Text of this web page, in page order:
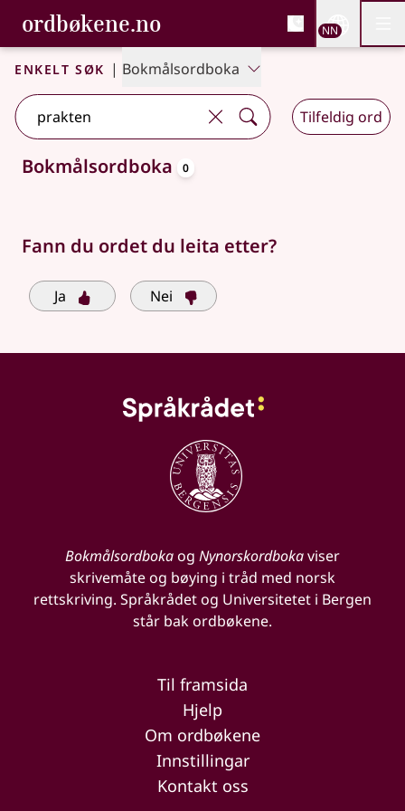
Gå til hovudinnhald
Tilgjenge
ordbøkene.no, Bokmålsordboka og
Bokmålsordboka og Nynorskordboka
NN
Enkelt søk | Bokmålsordboka
Tilfeldig ord
Søkjeforslag tilgjengelege
Bokmålsordboka 0
Fann du ordet du leita etter?
Ja Nei
Bokmålsordbokaog Nynorskordbokaviser
skrivemåte og bøying i tråd med norsk
rettskriving. Språkrådet og Universitetet i Bergen
står bak ordbøkene.
Til framsida
Hjelp
Om ordbøkene
Innstillingar
Kontakt oss